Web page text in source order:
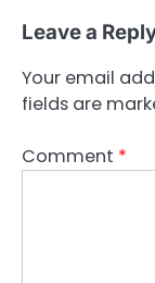
Leave a
Your email
fields are
Comment *